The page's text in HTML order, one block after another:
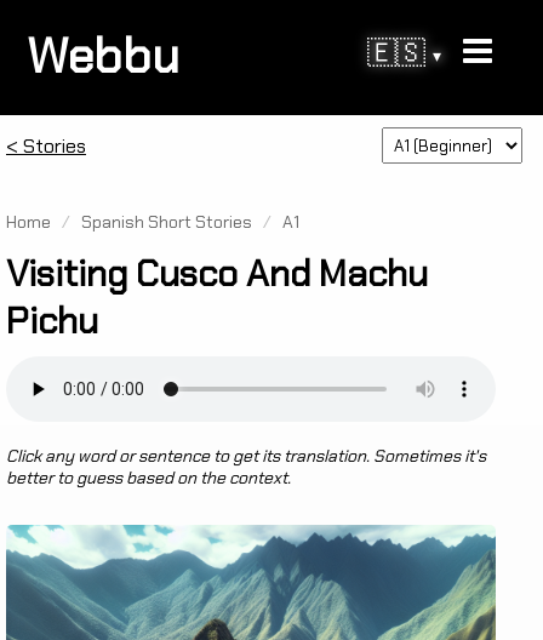
Webbu 🇪🇸▾
< Stories
Home / Spanish Short Stories / A1
Visiting Cusco And Machu
Pichu
Click any word or sentence to get its translation. Sometimes it's
better to guess based on the context.